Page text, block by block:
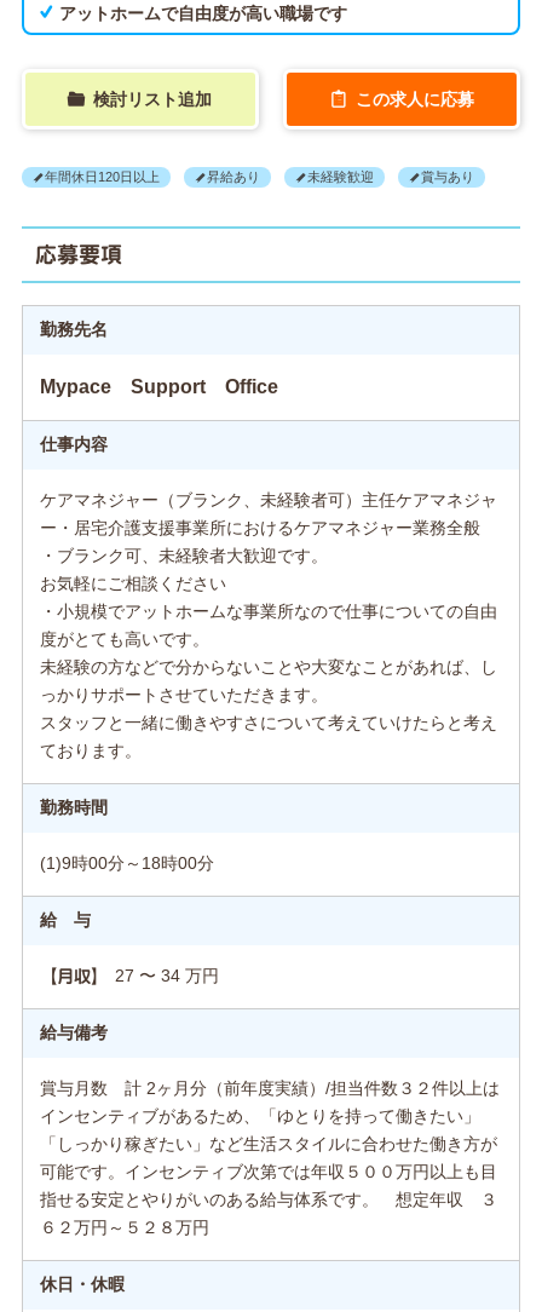
アットホームで自由度が高い職場です
検討リスト追加 この求人に応募
年間休日120日以上 昇給あり 未経験歓迎 賞与あり
応募要項
勤務先名
Mypace Support Office
仕事内容
ケアマネジャー（ブランク、未経験者可）主任ケアマネジャ
ー・居宅介護支援事業所におけるケアマネジャー業務全般
・ブランク可、未経験者大歓迎です。
お気軽にご相談ください
・小規模でアットホームな事業所なので仕事についての自由
度がとても高いです。
未経験の方などで分からないことや大変なことがあれば、し
っかりサポートさせていただきます。
スタッフと一緒に働きやすさについて考えていけたらと考え
ております。
勤務時間
(1)9時00分～18時00分
給 与
【月収】 27 〜 34 万円
給与備考
賞与月数 計 2ヶ月分（前年度実績）/担当件数３２件以上は
インセンティブがあるため、「ゆとりを持って働きたい」
「しっかり稼ぎたい」など生活スタイルに合わせた働き方が
可能です。インセンティブ次第では年収５００万円以上も目
指せる安定とやりがいのある給与体系です。 想定年収 ３
６２万円～５２８万円
休日・休暇